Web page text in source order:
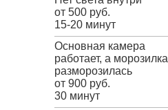
от 500 руб.
15-20 минут
Основная камера
работает, а морозилка
разморозилась
от 900 руб.
30 минут